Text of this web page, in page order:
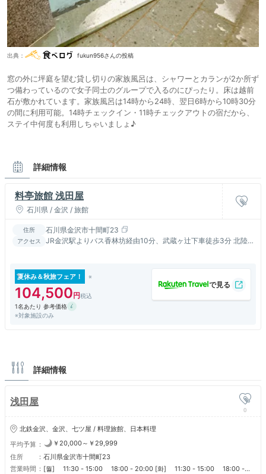
出典： fukun956さんの投稿
窓の外に坪庭を望む貸し切りの家族風呂は、シャワーとカランが2か所ず
つ備わっているので女子同士のグループで入るのにぴったり。床は越前
石が敷かれています。家族風呂は14時から24時、翌日6時から10時30分
の間に利用可能。14時チェックイン・11時チェックアウトの宿だから、
ステイ中何度も利用しちゃいましょ♪
詳細情報
料亭旅館 浅田屋
石川県 / 金沢 / 旅館
住所 石川県金沢市十間町23
アクセス
JR金沢駅よりバス香林坊経由10分、武蔵ヶ辻下車徒歩3分 北陸
夏休み＆秋旅フェア！
104,500
1名あたり 参考価格
※対象施設のみ
詳細情報
浅田屋
0
北鉄金沢、金沢、七ツ屋 / 料理旅館、日本料理
平均予算
￥20,000～￥29,999
住所
石川県金沢市十間町23
営業時間
[월] 11:30 - 15:00 18:00 - 20:00 [화] 11:30 - 15:00 18:00 -